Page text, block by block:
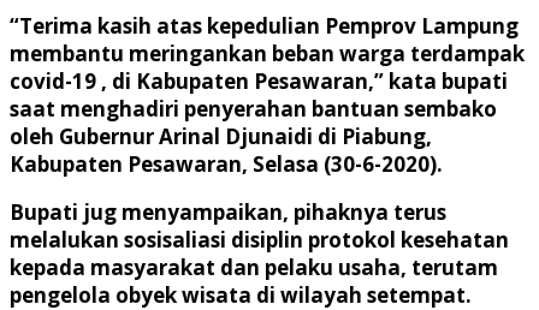
“Terima kasih atas kepedulian Pemprov Lampung
membantu meringankan beban warga terdampak
covid-19 , di Kabupaten Pesawaran,” kata bupati
saat menghadiri penyerahan bantuan sembako
oleh Gubernur Arinal Djunaidi di Piabung,
Kabupaten Pesawaran, Selasa (30-6-2020).
Bupati jug menyampaikan, pihaknya terus
melalukan sosisaliasi disiplin protokol kesehatan
kepada masyarakat dan pelaku usaha, terutam
pengelola obyek wisata di wilayah setempat.